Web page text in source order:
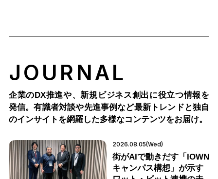
JOURNAL
企業のDX推進や、新規ビジネス創出に役立つ情報を
発信。有識者対談や先進事例など最新トレンドと独自
のインサイトを網羅した多様なコンテンツをお届け。
2026.08.05(Wed)
街がAIで動きだす「IOWN
キャンパス構想」が示す